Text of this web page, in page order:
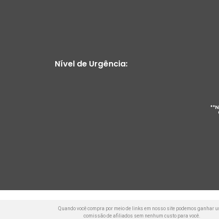
Nível de Urgência:
Quando você compra por meio de links em nosso site podemos ganhar
comissão de afiliados sem nenhum custo para você.